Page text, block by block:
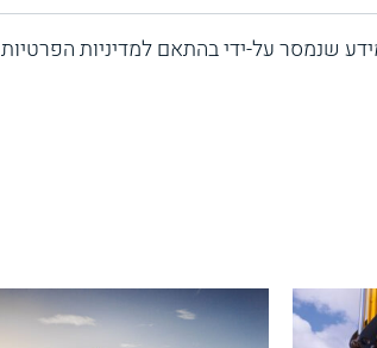
שנמסר על-ידי בהתאם למדיניות הפרטיות